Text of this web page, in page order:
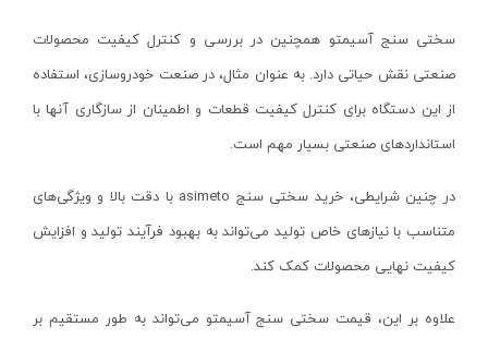
سایر ابزارهای باغبانی
چاقوی شکاری
چمن زن دستی
تیلر
قیچی باغبانی
تایمر آبیاری
سری آبپاش
کاپرو-Kapro
فورد-ford
سیموند-simond
آپ اسپریت-upspirit
سومیو-SUMIO
ایندکس-INDEX
رکسمی-rexmi
سختی سنج آسیمتو همچنین در بررسی و کنترل کیفیت محصولات
صنعتی نقش حیاتی دارد. به عنوان مثال، در صنعت خودروسازی، استفاده
از این دستگاه برای کنترل کیفیت قطعات و اطمینان از سازگاری آنها با
استانداردهای صنعتی بسیار مهم است.
در چنین شرایطی، خرید سختی سنج asimeto با دقت بالا و ویژگی‌های
متناسب با نیازهای خاص تولید می‌تواند به بهبود فرآیند تولید و افزایش
کیفیت نهایی محصولات کمک کند.
علاوه بر این، قیمت سختی سنج آسیمتو می‌تواند به طور مستقیم بر